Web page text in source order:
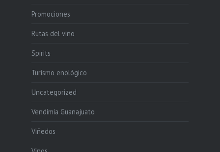
Promociones
Rutas del vino
Spirits
Turismo enológico
Uncategorized
Vendimia Guanajuato
Viñedos